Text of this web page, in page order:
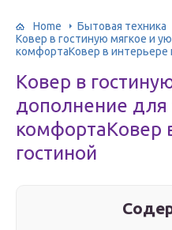
Home
Бытовая техника
Ковер в гостиную мягкое и
комфортаКовер в интерьере
Ковер в
дополнение для
комфортаКовер
гостиной